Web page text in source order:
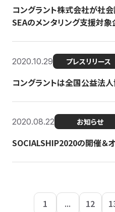
コングラント株式会社が社
SEAのメンタリング支援対
2020.10.29 プレスリリース
コングラントは全国公益法
2020.08.22 お知らせ
SOCIALSHIP2020の開催＆
1 ... 12